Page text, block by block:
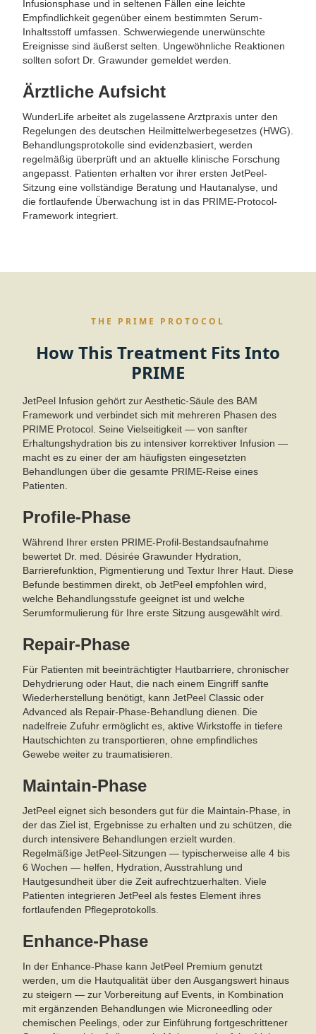
Infusionsphase und in seltenen Fällen eine leichte
Empfindlichkeit gegenüber einem bestimmten Serum-
Inhaltsstoff umfassen. Schwerwiegende unerwünschte
Ereignisse sind äußerst selten. Ungewöhnliche Reaktionen
sollten sofort Dr. Grawunder gemeldet werden.
Ärztliche Aufsicht
WunderLife arbeitet als zugelassene Arztpraxis unter den
Regelungen des deutschen Heilmittelwerbegesetzes (HWG).
Behandlungsprotokolle sind evidenzbasiert, werden
regelmäßig überprüft und an aktuelle klinische Forschung
angepasst. Patienten erhalten vor ihrer ersten JetPeel-
Sitzung eine vollständige Beratung und Hautanalyse, und
die fortlaufende Überwachung ist in das PRIME-Protocol-
Framework integriert.
THE PRIME PROTOCOL
How This Treatment Fits Into
PRIME
JetPeel Infusion gehört zur Aesthetic-Säule des BAM
Framework und verbindet sich mit mehreren Phasen des
PRIME Protocol. Seine Vielseitigkeit — von sanfter
Erhaltungshydration bis zu intensiver korrektiver Infusion —
macht es zu einer der am häufigsten eingesetzten
Behandlungen über die gesamte PRIME-Reise eines
Patienten.
Profile-Phase
Während Ihrer ersten PRIME-Profil-Bestandsaufnahme
bewertet Dr. med. Désirée Grawunder Hydration,
Barrierefunktion, Pigmentierung und Textur Ihrer Haut. Diese
Befunde bestimmen direkt, ob JetPeel empfohlen wird,
welche Behandlungsstufe geeignet ist und welche
Serumformulierung für Ihre erste Sitzung ausgewählt wird.
Repair-Phase
Für Patienten mit beeinträchtigter Hautbarriere, chronischer
Dehydrierung oder Haut, die nach einem Eingriff sanfte
Wiederherstellung benötigt, kann JetPeel Classic oder
Advanced als Repair-Phase-Behandlung dienen. Die
nadelfreie Zufuhr ermöglicht es, aktive Wirkstoffe in tiefere
Hautschichten zu transportieren, ohne empfindliches
Gewebe weiter zu traumatisieren.
Maintain-Phase
JetPeel eignet sich besonders gut für die Maintain-Phase, in
der das Ziel ist, Ergebnisse zu erhalten und zu schützen, die
durch intensivere Behandlungen erzielt wurden.
Regelmäßige JetPeel-Sitzungen — typischerweise alle 4 bis
6 Wochen — helfen, Hydration, Ausstrahlung und
Hautgesundheit über die Zeit aufrechtzuerhalten. Viele
Patienten integrieren JetPeel als festes Element ihres
fortlaufenden Pflegeprotokolls.
Enhance-Phase
In der Enhance-Phase kann JetPeel Premium genutzt
werden, um die Hautqualität über den Ausgangswert hinaus
zu steigern — zur Vorbereitung auf Events, in Kombination
mit ergänzenden Behandlungen wie Microneedling oder
chemischen Peelings, oder zur Einführung fortgeschrittener